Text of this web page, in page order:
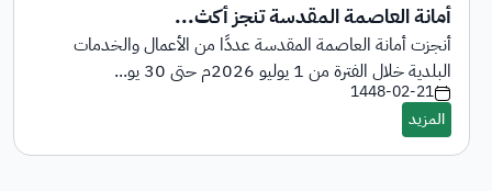
أمانة العاصمة المقدسة تنجز أكث...
أنجزت أمانة العاصمة المقدسة عددًا من الأعمال والخدمات
البلدية خلال الفترة من 1 يوليو 2026م حتى 30 يو...
1448-02-21